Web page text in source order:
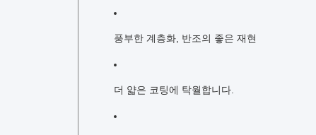
풍부한 계층화, 반조의 좋은 재현
더 얇은 코팅에 탁월합니다.